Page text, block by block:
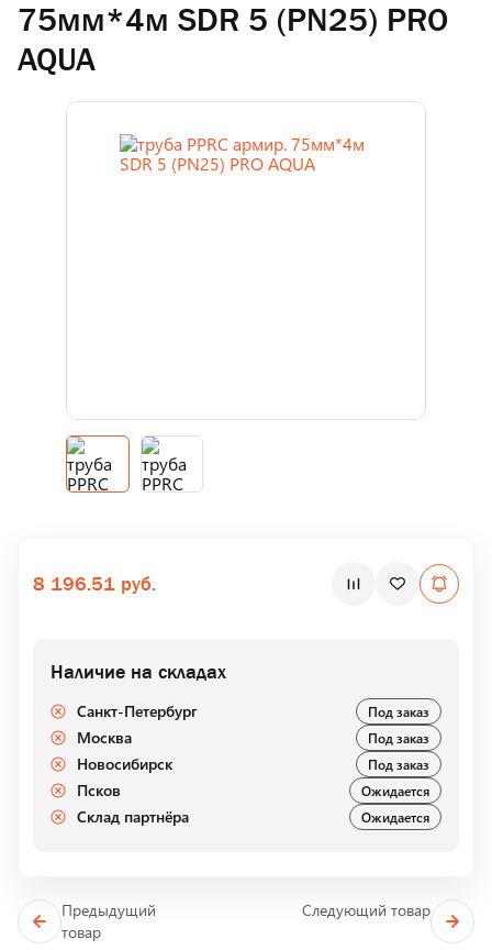
75мм*4м SDR 5 (PN25) PRO
AQUA
8 196.51 руб.
Наличие на складах
Санкт-Петербург Под заказ
Москва Под заказ
Новосибирск Под заказ
Псков Ожидается
Склад партнёра Ожидается
Предыдущий
товар
Следующий товар